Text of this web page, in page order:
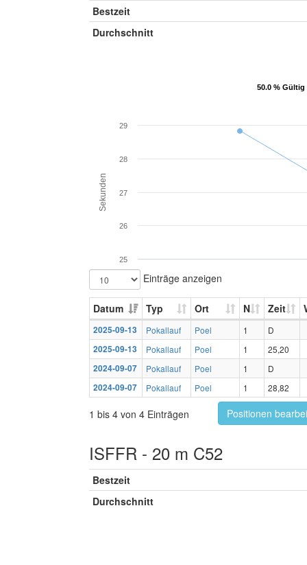
Bestzeit
Durchschnitt
50.0 % Gültig
50.0 % Gültig
Sekunden
25
26
27
28
29
Einträge anzeigen
Datum Typ Ort N Zeit
2025-09-13 Pokallauf Poel 1
D
2025-09-13
Pokallauf Poel 1
25,20
2024-09-07
Pokallauf Poel 1
D
2024-09-07
Pokallauf Poel 1 28,82
1 bis 4 von 4 Einträgen Positionen
ISFFR - 20 m C52
Bestzeit
Durchschnitt